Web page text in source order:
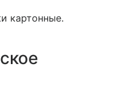
картонные.